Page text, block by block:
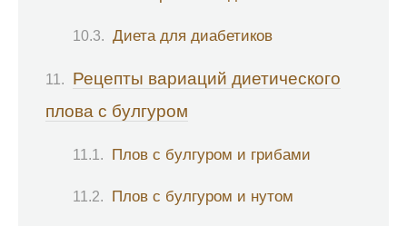
Диета для диабетиков
Рецепты вариаций диетического
плова с булгуром
Плов с булгуром и грибами
Плов с булгуром и нутом